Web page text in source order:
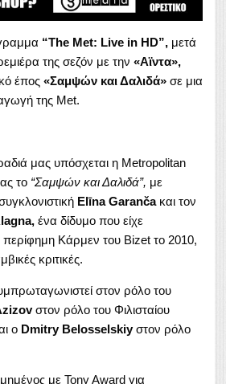
“The Met: Live in HD”, μετά
της σεζόν με την «Αϊντα»,
έπος «Σαμψών και Δαλιδά» σε μια
της Met.
μας υπόσχεται η Metropolitan
το “Σαμψών και Δαλιδά”, με
Elīna Garančaκαι τον
, ένα δίδυμο που είχε
περίφημη Κάρμεν του Βizet το 2010,
κριτικές.
στον ρόλο του
στον ρόλο του Φιλισταίου
ο Dmitry Belosselskiyστον ρόλο
με Tony Award για